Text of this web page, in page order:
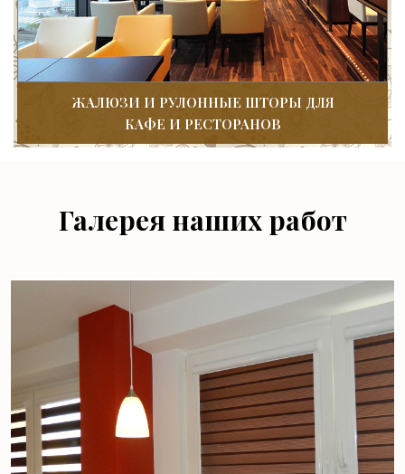
ЖАЛЮЗИ И РУЛОННЫЕ ШТОРЫ ДЛЯ
КАФЕ И РЕСТОРАНОВ
Галерея наших работ